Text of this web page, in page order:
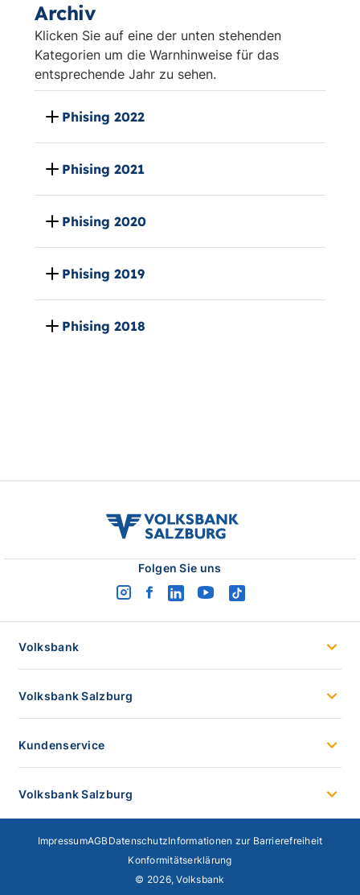
Archiv
Klicken Sie auf eine der unten stehenden
Kategorien um die Warnhinweise für das
entsprechende Jahr zu sehen.
Phising 2022
Phising 2021
Phising 2020
Phising 2019
Phising 2018
volksbank
salzburg
Folgen Sie uns
instagram
facebook
linkedinyoutubetiktok
Volksbank
Volksbank Salzburg
Kundenservice
Volksbank Salzburg
ImpressumAGB DatenschutzInformationen zur Barrierefreiheit
Konformitätserklärung
© 2026, Volksbank